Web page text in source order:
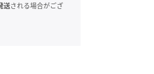
送される場合がござ